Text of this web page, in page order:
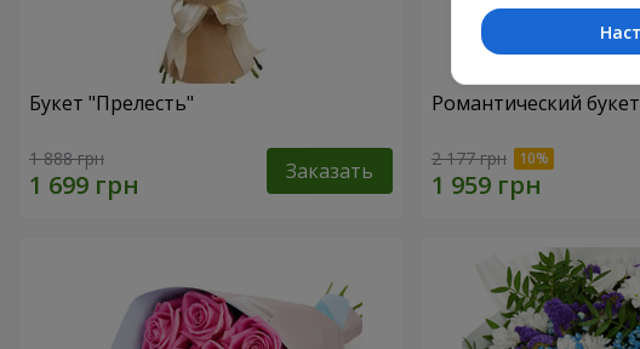
Букет "Прелесть"
1 888 грн Заказать
Романтический
2 177 грн